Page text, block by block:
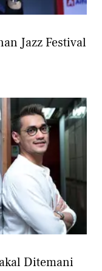
Jazz Festival
Ditemani